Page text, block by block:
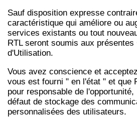
Sauf disposition expresse
caractéristique qui améliore ou
services existants ou tout
RTL seront soumis aux présentes
d'Utilisation.
Vous avez conscience et
vous est fourni " en l'état " et que
pour responsable de
défaut de stockage des
personnalisées des utilisateurs.